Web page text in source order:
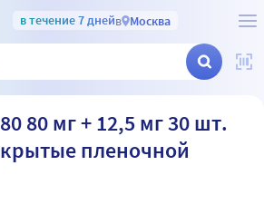
в течение 7 днейв Москва
80 мг + 12,5 мг 30 шт.
пленочной